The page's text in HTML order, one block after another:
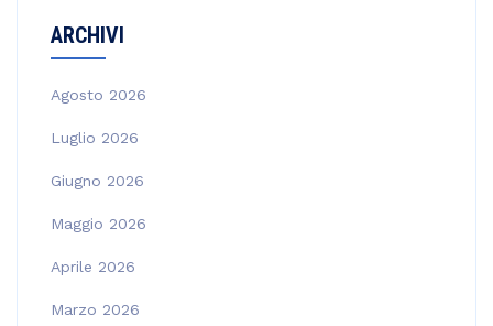
ARCHIVI
Agosto 2026
Luglio 2026
Giugno 2026
Maggio 2026
Aprile 2026
Marzo 2026